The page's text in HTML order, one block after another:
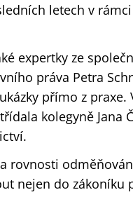
letech v
expertky ze
práva Petra
přímo z praxe.
kolegyně Jana
rovnosti
nejen do zákoníku